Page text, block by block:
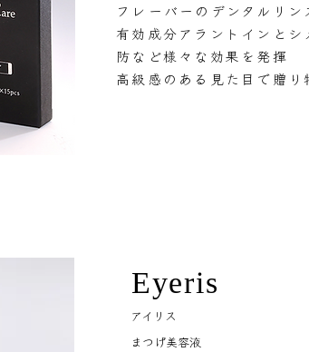
フレーバーのデンタルリン
有効成分アラントインと
防など様々な効果を発揮
高級感のある見た目で贈り
Eyeris
アイリス
​まつげ美容液